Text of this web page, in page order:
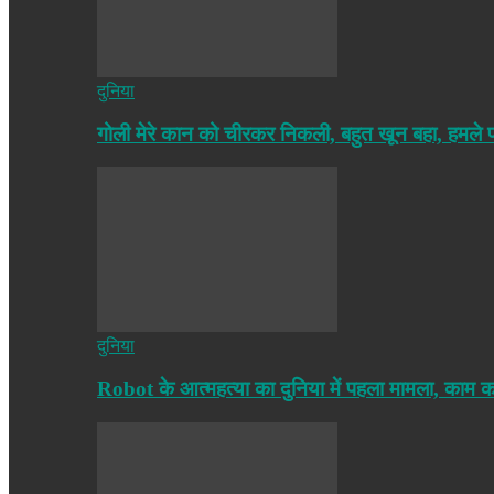
दुनिया
गोली मेरे कान को चीरकर निकली, बहुत खून बहा, हमले
दुनिया
Robot के आत्महत्या का दुनिया में पहला मामला, काम